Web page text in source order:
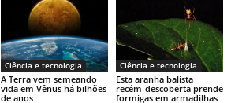
Ciência e tecnologia
A Terra vem semeando
vida em Vênus há bilhões
de anos
Ciência e tecnologia
Esta aranha balista
recém-descoberta prende
formigas em armadilhas